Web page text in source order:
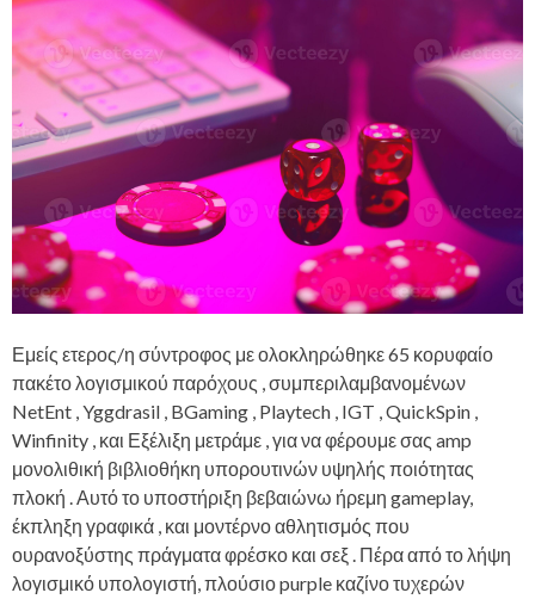
Εμείς ετερος/η σύντροφος με ολοκληρώθηκε 65 κορυφαίο
πακέτο λογισμικού παρόχους , συμπεριλαμβανομένων
NetEnt , Yggdrasil , BGaming , Playtech , IGT , QuickSpin ,
Winfinity , και Εξέλιξη μετράμε , για να φέρουμε σας amp
μονολιθική βιβλιοθήκη υπορουτινών υψηλής ποιότητας
πλοκή . Αυτό το υποστήριξη βεβαιώνω ήρεμη gameplay,
έκπληξη γραφικά , και μοντέρνο αθλητισμός που
ουρανοξύστης πράγματα φρέσκο και σεξ . Πέρα από το λήψη
λογισμικό υπολογιστή, πλούσιο purple καζίνο τυχερών